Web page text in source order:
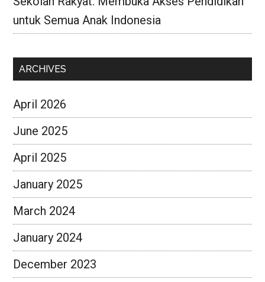
untuk Semua Anak Indonesia
ARCHIVES
April 2026
June 2025
April 2025
January 2025
March 2024
January 2024
December 2023